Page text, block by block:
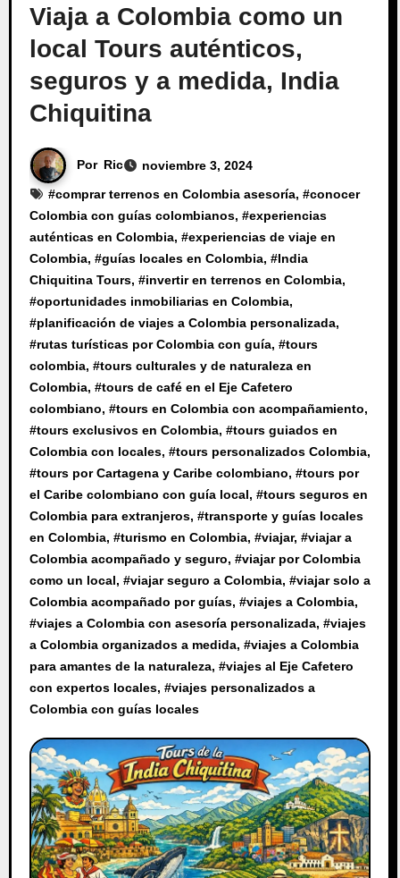
Viaja a Colombia como un
local Tours auténticos,
seguros y a medida, India
Chiquitina
Por Ric
noviembre 3, 2024
#comprar terrenos en Colombia asesoría, #conocer
Colombia con guías colombianos, #experiencias
auténticas en Colombia, #experiencias de viaje en
Colombia, #guías locales en Colombia, #India
Chiquitina Tours, #invertir en terrenos en Colombia,
#oportunidades inmobiliarias en Colombia,
#planificación de viajes a Colombia personalizada,
#rutas turísticas por Colombia con guía, #tours
colombia, #tours culturales y de naturaleza en
Colombia, #tours de café en el Eje Cafetero
colombiano, #tours en Colombia con acompañamiento,
#tours exclusivos en Colombia, #tours guiados en
Colombia con locales, #tours personalizados Colombia,
#tours por Cartagena y Caribe colombiano, #tours por
el Caribe colombiano con guía local, #tours seguros en
Colombia para extranjeros, #transporte y guías locales
en Colombia, #turismo en Colombia, #viajar, #viajar a
Colombia acompañado y seguro, #viajar por Colombia
como un local, #viajar seguro a Colombia, #viajar solo a
Colombia acompañado por guías, #viajes a Colombia,
#viajes a Colombia con asesoría personalizada, #viajes
a Colombia organizados a medida, #viajes a Colombia
para amantes de la naturaleza, #viajes al Eje Cafetero
con expertos locales, #viajes personalizados a
Colombia con guías locales